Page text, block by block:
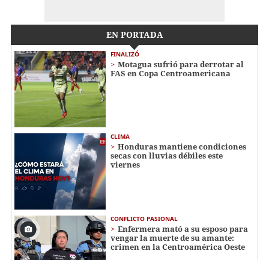
EN PORTADA
FINALIZÓ
Motagua sufrió para derrotar al
FAS en Copa Centroamericana
CLIMA
Honduras mantiene condiciones
secas con lluvias débiles este
viernes
CONFLICTO PASIONAL
Enfermera mató a su esposo para
vengar la muerte de su amante:
crimen en la Centroamérica Oeste